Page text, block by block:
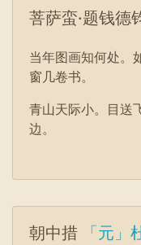
菩萨蛮·题钱德
当年图画知何处。
窗几卷书。
青山天际小。目送
边。
朝中措 「元」